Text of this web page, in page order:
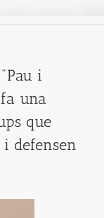
i
una
que
defensen